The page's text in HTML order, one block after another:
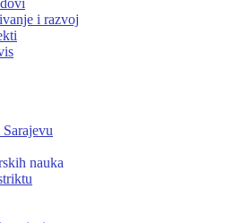
i razvoj
nauka